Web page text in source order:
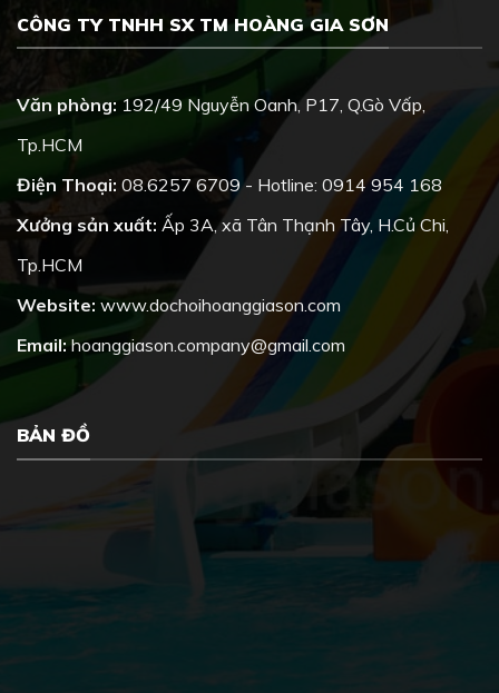
CÔNG TY TNHH SX TM HOÀNG GIA SƠN
Văn phòng: 192/49 Nguyễn Oanh, P17, Q.Gò Vấp,
Tp.HCM
Điện Thoại: 08.6257 6709 - Hotline: 0914 954 168
Xưởng sản xuất: Ấp 3A, xã Tân Thạnh Tây, H.Củ Chi,
Tp.HCM
Website: www.dochoihoanggiason.com
Email:hoanggiason.company@gmail.com
BẢN ĐỒ